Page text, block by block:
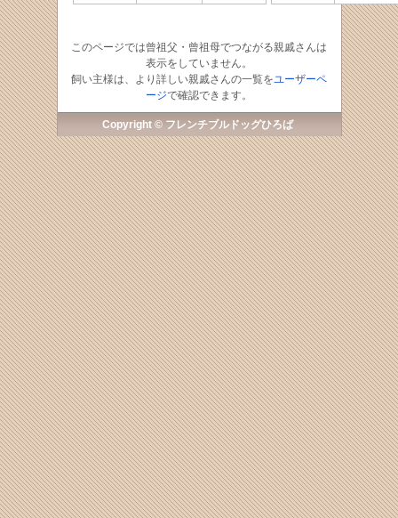
このページでは曾祖父・曾祖母でつながる親戚さんは
表示をしていません。
飼い主様は、より詳しい親戚さんの一覧をユーザーペ
ージで確認できます。
Copyright © フレンチブルドッグひろば